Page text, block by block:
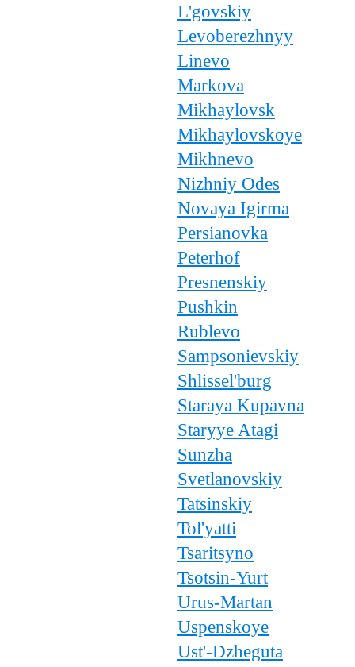
L'govskiy
Levoberezhnyy
Linevo
Markova
Mikhaylovsk
Mikhaylovskoye
Mikhnevo
Nizhniy Odes
Novaya Igirma
Persianovka
Peterhof
Presnenskiy
Pushkin
Rublevo
Sampsonievskiy
Shlissel'burg
Staraya Kupavna
Staryye Atagi
Sunzha
Svetlanovskiy
Tatsinskiy
Tol'yatti
Tsaritsyno
Tsotsin-Yurt
Urus-Martan
Uspenskoye
Ust'-Dzheguta